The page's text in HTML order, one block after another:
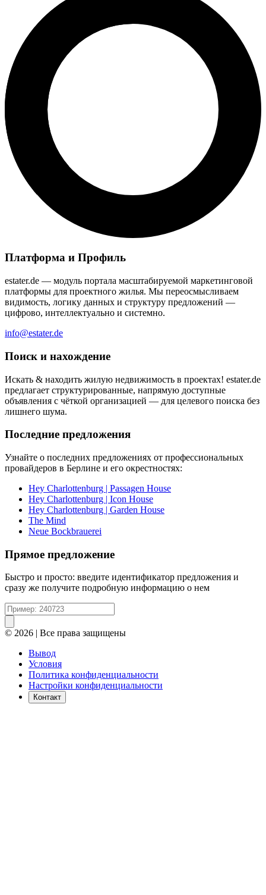
Платформа и Профиль
estater.de — модуль портала масштабируемой маркетинговой
платформы для проектного жилья. Мы переосмысливаем
видимость, логику данных и структуру предложений —
цифрово, интеллектуально и системно.
info@estater.de
Поиск и нахождение
Искать & находить жилую недвижимость в проектах! estater.de
предлагает структурированные, напрямую доступные
объявления с чёткой организацией — для целевого поиска без
лишнего шума.
Последние предложения
Узнайте о последних предложениях от профессиональных
провайдеров в Берлине и его окрестностях:
Hey Charlottenburg | Passagen House
Hey Charlottenburg | Icon House
Hey Charlottenburg | Garden House
The Mind
Neue Bockbrauerei
Прямое предложение
Быстро и просто: введите идентификатор предложения и
сразу же получите подробную информацию о нем
© 2026 | Все права защищены
Вывод
Условия
Политика конфиденциальности
Настройки конфиденциальности
Контакт